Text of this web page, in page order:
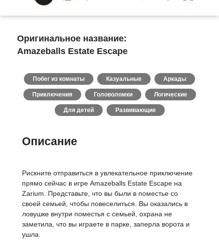
Оригинальное название:
Amazeballs Estate Escape
Побег из комнаты Казуальные Аркады
Приключения Головоломки Логические
Для детей Развивающие
Описание
Рискните отправиться в увлекательное приключение
прямо сейчас в игре Amazeballs Estate Escape на
Zarium. Представьте, что вы были в поместье со
своей семьей, чтобы повеселиться. Вы оказались в
ловушке внутри поместья с семьей, охрана не
заметила, что вы играете в парке, заперла ворота и
ушла.